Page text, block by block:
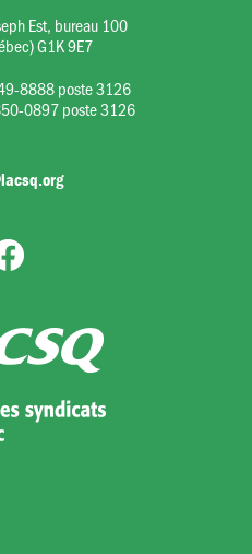
Est, bureau 100
G1K 9E7
8888 poste 3126
0897 poste 3126